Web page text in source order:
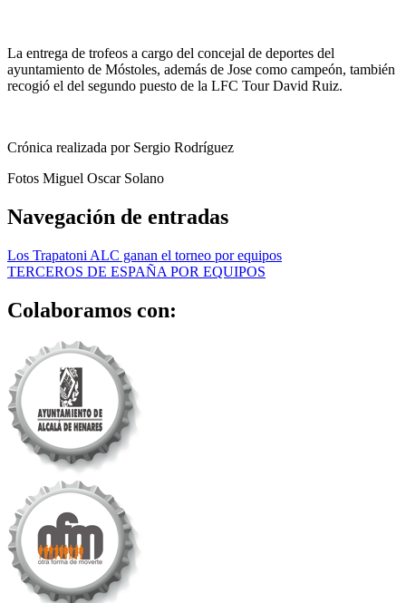
La entrega de trofeos a cargo del concejal de deportes del
ayuntamiento de Móstoles, además de Jose como campeón, también
recogió el del segundo puesto de la LFC Tour David Ruiz.
Crónica realizada por Sergio Rodríguez
Fotos Miguel Oscar Solano
Navegación de entradas
Los Trapatoni ALC ganan el torneo por equipos
TERCEROS DE ESPAÑA POR EQUIPOS
Colaboramos con: